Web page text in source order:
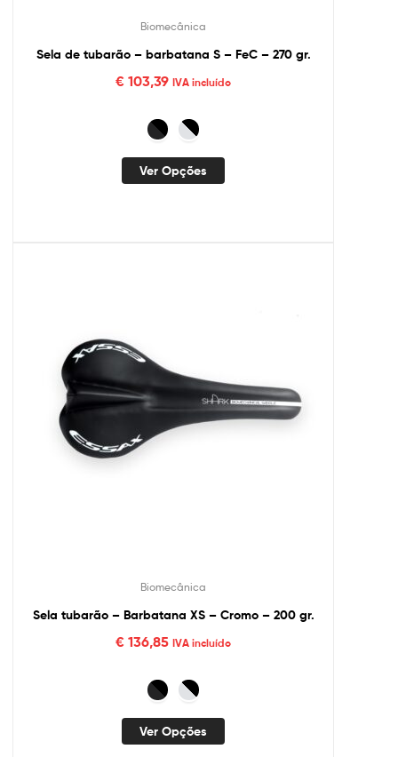
Biomecânica
Sela de tubarão – barbatana S – FeC – 270 gr.
€ 103,39 IVA incluído
Ver Opções
Biomecânica
Sela tubarão – Barbatana XS – Cromo – 200 gr.
€ 136,85 IVA incluído
Ver Opções